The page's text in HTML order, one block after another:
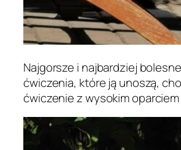
Najgorsze i najbardziej
ćwiczenia, które ją unoszą,
ćwiczenie z wysokim oparciem